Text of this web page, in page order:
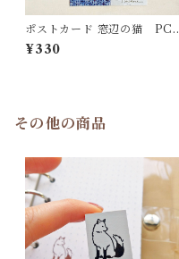
ポストカード 窓辺の猫 PC4
1
¥330
その他の商品